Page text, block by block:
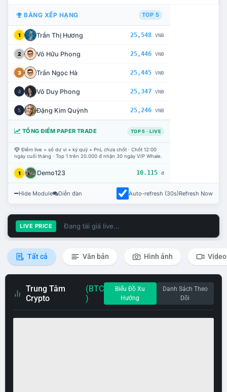
BẢNG XẾP HẠNG TOP 5
1 Trần Thị Hương 25,548 VNĐ
2 Võ Hữu Phong 25,446 VNĐ
3 Trần Ngọc Hà 25,445 VNĐ
4 Võ Duy Phong 25,347 VNĐ
5 Đặng Kim Quỳnh 25,246 VNĐ
TỔNG ĐIỂM PAPER TRADE TOP 5 · LIVE
Điểm live = số dư ví + ký quỹ + PnL chưa chốt · Chốt 12:00
ngày cuối tháng · Top 1 trên 20.000 đ nhận 30 ngày VIP Whale.
1 Demo123 10.115 đ
Hide Module Diễn đàn Auto-refresh (30s)Refresh Now
LIVE PRICE Đang tải giá live...
Tất cả Văn bản Hình ảnh Video
Trung Tâm
Crypto
(BTC
)
Biểu Đồ Xu
Hướng
Danh Sách Theo
Dõi